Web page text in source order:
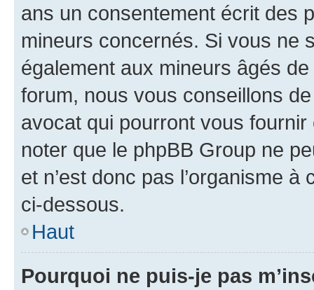
ans un consentement écrit des
mineurs concernés. Si vous ne
également aux mineurs âgés
forum, nous vous conseillons
avocat qui pourront vous
noter que le phpBB Group ne
et n’est donc pas l’organisme
ci-dessous.
Haut
Pourquoi ne puis-je pas